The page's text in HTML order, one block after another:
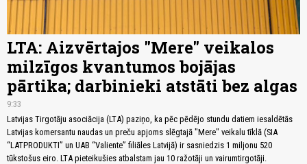
LTA: Aizvērtajos "Mere" veikalos
milzīgos kvantumos bojājas
pārtika; darbinieki atstāti bez algas
9:33
Latvijas Tirgotāju asociācija (LTA) paziņo, ka pēc pēdējo stundu datiem iesaldētās
Latvijas komersantu naudas un preču apjoms slēgtajā "Mere" veikalu tīklā (SIA
“LATPRODUKTI” un UAB “Valiente” filiāles Latvijā) ir sasniedzis 1 miljonu 520
tūkstošus eiro. LTA pieteikušies atbalstam jau 10 ražotāji un vairumtirgotāji.